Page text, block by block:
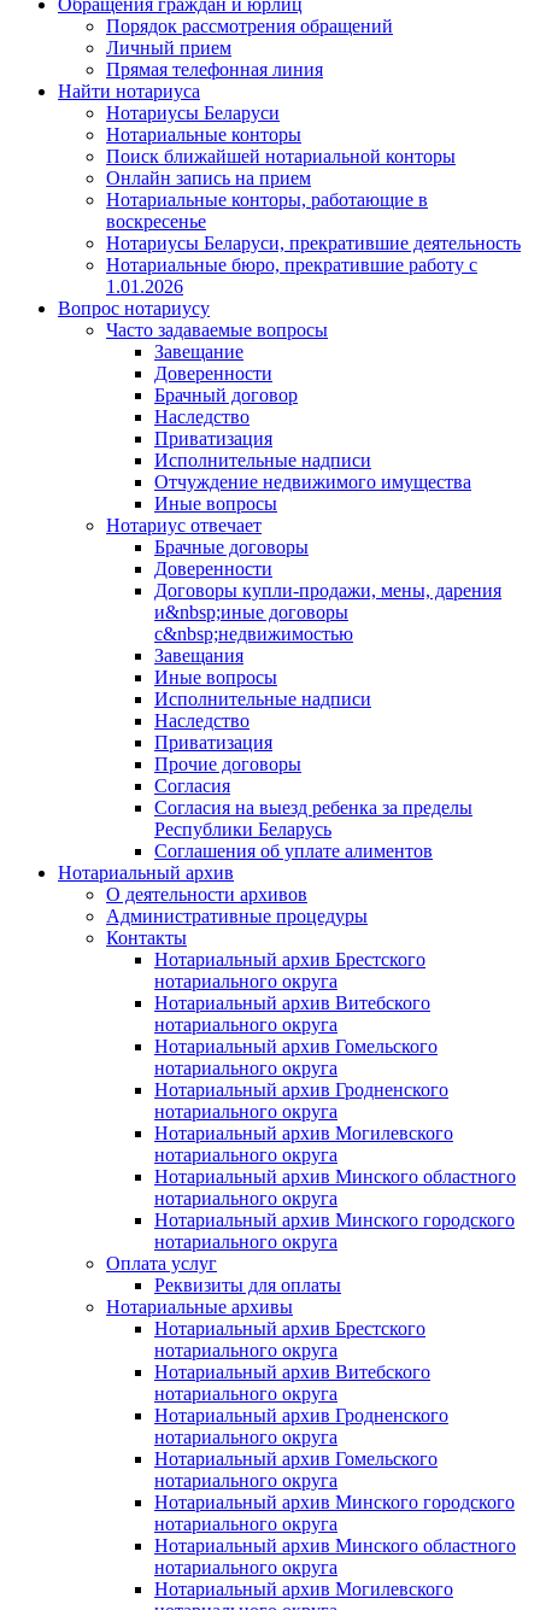
Обращения граждан и юрлиц
Порядок рассмотрения обращений
Личный прием
Прямая телефонная линия
Найти нотариуса
Нотариусы Беларуси
Нотариальные конторы
Поиск ближайшей нотариальной конторы
Онлайн запись на прием
Нотариальные конторы, работающие в
воскресенье
Нотариусы Беларуси, прекратившие деятельность
Нотариальные бюро, прекратившие работу с
1.01.2026
Вопрос нотариусу
Часто задаваемые вопросы
Завещание
Доверенности
Брачный договор
Наследство
Приватизация
Исполнительные надписи
Отчуждение недвижимого имущества
Иные вопросы
Нотариус отвечает
Брачные договоры
Доверенности
Договоры купли-продажи, мены, дарения
и&nbsp;иные договоры
с&nbsp;недвижимостью
Завещания
Иные вопросы
Исполнительные надписи
Наследство
Приватизация
Прочие договоры
Согласия
Согласия на выезд ребенка за пределы
Республики Беларусь
Соглашения об уплате алиментов
Нотариальный архив
О деятельности архивов
Административные процедуры
Контакты
Нотариальный архив Брестского
нотариального округа
Нотариальный архив Витебского
нотариального округа
Нотариальный архив Гомельского
нотариального округа
Нотариальный архив Гродненского
нотариального округа
Нотариальный архив Могилевского
нотариального округа
Нотариальный архив Минского областного
нотариального округа
Нотариальный архив Минского городского
нотариального округа
Оплата услуг
Реквизиты для оплаты
Нотариальные архивы
Нотариальный архив Брестского
нотариального округа
Нотариальный архив Витебского
нотариального округа
Нотариальный архив Гродненского
нотариального округа
Нотариальный архив Гомельского
нотариального округа
Нотариальный архив Минского городского
нотариального округа
Нотариальный архив Минского областного
нотариального округа
Нотариальный архив Могилевского